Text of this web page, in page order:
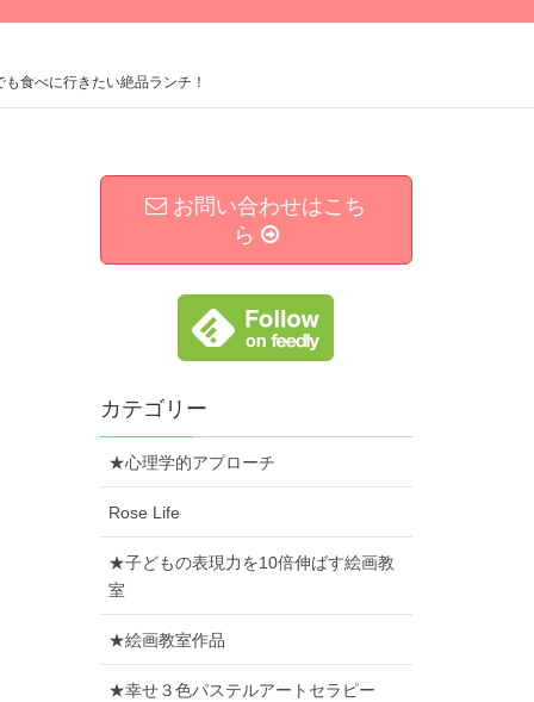
食べに行きたい絶品ランチ！
お問い合わせはこち
ら
カテゴリー
★心理学的アプローチ
Rose Life
★子どもの表現力を10倍伸ばす絵画教
室
★絵画教室作品
★幸せ３色パステルアートセラピー